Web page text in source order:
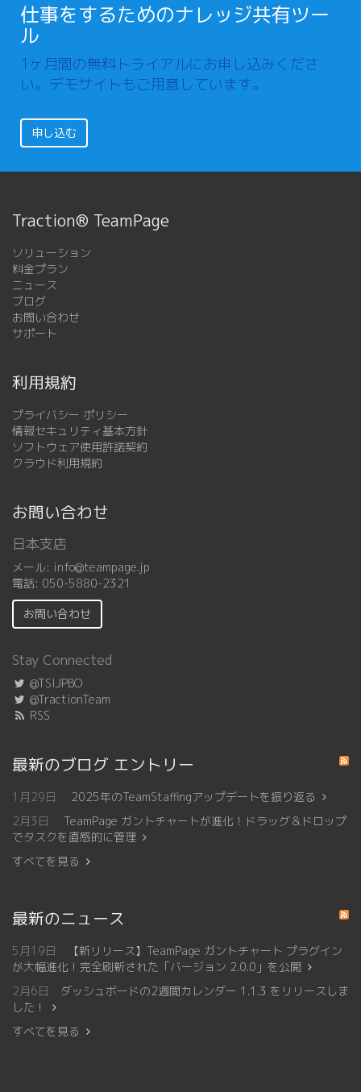
仕事をするためのナレッジ共有ツー
ル
1ヶ月間の無料トライアルにお申し込みくださ
い。デモサイトもご用意しています。
申し込む
Traction® TeamPage
ソリューション
料金プラン
ニュース
ブログ
お問い合わせ
サポート
利用規約
プライバシー ポリシー
情報セキュリティ基本方針
ソフトウェア使用許諾契約
クラウド利用規約
お問い合わせ
日本支店
メール: info@teampage.jp
電話: 050-5880-2321
お問い合わせ
Stay Connected
@TSIJPBO
@TractionTeam
RSS
最新のブログ エントリー
1月29日
2025年のTeamStaffingアップデートを振り返る
2月3日
TeamPage ガントチャートが進化！ドラッグ＆ドロップ
でタスクを直感的に管理
すべてを見る
最新のニュース
5月19日
【新リリース】TeamPage ガントチャート プラグイン
が大幅進化！完全刷新された「バージョン 2.0.0」を公開
2月6日
ダッシュボードの2週間カレンダー 1.1.3 をリリースしま
した！
すべてを見る